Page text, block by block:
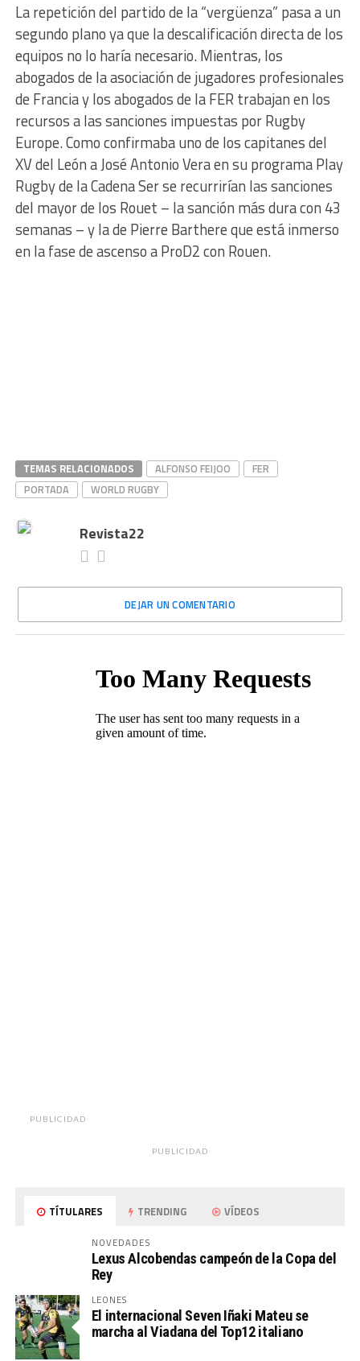
La repetición del partido de la “vergüenza” pasa a un
segundo plano ya que la descalificación directa de los
equipos no lo haría necesario. Mientras, los
abogados de la asociación de jugadores profesionales
de Francia y los abogados de la FER trabajan en los
recursos a las sanciones impuestas por Rugby
Europe. Como confirmaba uno de los capitanes del
XV del León a José Antonio Vera en su programa Play
Rugby de la Cadena Ser se recurrirían las sanciones
del mayor de los Rouet – la sanción más dura con 43
semanas – y la de Pierre Barthere que está inmerso
en la fase de ascenso a ProD2 con Rouen.
TEMAS RELACIONADOS ALFONSO FEIJOO
FER
PORTADA
WORLD RUGBY
Revista22
DEJAR UN COMENTARIO
PUBLICIDAD
PUBLICIDAD
TÍTULARES TRENDING VÍDEOS
NOVEDADES
Lexus Alcobendas campeón de la Copa del
Rey
LEONES
El internacional Seven Iñaki Mateu se
marcha al Viadana del Top12 italiano